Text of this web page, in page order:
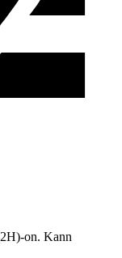
on. Kann